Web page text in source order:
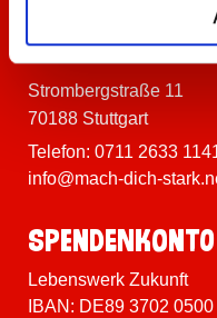
MACH DICH
Strombergstraße 11
70188 Stuttgart
Telefon: 0711 2633
info@mach-dich-
Spenden­konto
Lebenswerk Zukunft
IBAN: DE89 3702